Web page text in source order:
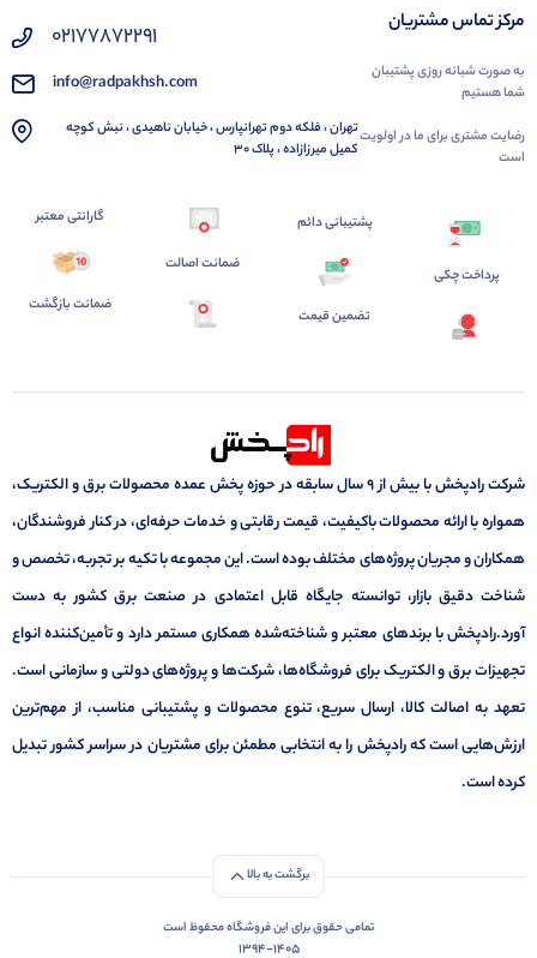
مرکز تماس مشتریان
به صورت شبانه روزی پشتیبان
شما هستیم
رضایت مشتری برای ما در اولویت
است
02177872291
info@radpakhsh.com
تهران ، فلکه دوم تهرانپارس ، خیابان ناهیدی ، نبش کوچه
کمیل میرزازاده ، پلاک 30
پرداخت چکی
پشتیبانی دائم
تضمین قیمت
ضمانت اصالت
گارانتی معتبر
ضمانت بازگشت
شرکت رادپخش با بیش از ۹ سال سابقه در حوزه پخش عمده محصولات برق و الکتریک،
همواره با ارائه محصولات باکیفیت، قیمت رقابتی و خدمات حرفه‌ای، در کنار فروشندگان،
همکاران و مجریان پروژه‌های مختلف بوده است. این مجموعه با تکیه بر تجربه، تخصص و
شناخت دقیق بازار، توانسته جایگاه قابل اعتمادی در صنعت برق کشور به دست
آورد.رادپخش با برندهای معتبر و شناخته‌شده همکاری مستمر دارد و تأمین‌کننده انواع
تجهیزات برق و الکتریک برای فروشگاه‌ها، شرکت‌ها و پروژه‌های دولتی و سازمانی است.
تعهد به اصالت کالا، ارسال سریع، تنوع محصولات و پشتیبانی مناسب، از مهم‌ترین
ارزش‌هایی است که رادپخش را به انتخابی مطمئن برای مشتریان در سراسر کشور تبدیل
کرده است.
برگشت به بالا
تمامی حقوق برای این فروشگاه محفوظ است
1394-1405